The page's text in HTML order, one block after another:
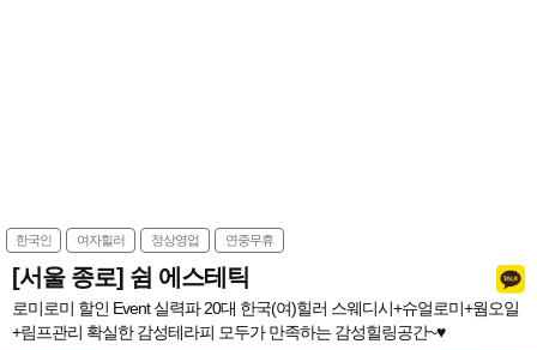
한국인 여자힐러 정상영업 연중무휴
[서울 종로] 쉼 에스테틱
로미로미 할인 Event 실력파 20대 한국(여)힐러 스웨디시+슈얼로미+웜오일
+림프관리 확실한 감성테라피 모두가 만족하는 감성힐링공간~♥